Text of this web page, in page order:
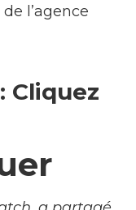
l’agence
Cliquez